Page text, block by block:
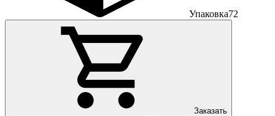
Упаковка72
Заказать